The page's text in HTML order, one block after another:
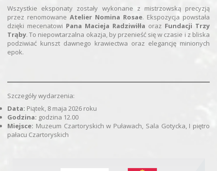
Wszystkie eksponaty zostały wykonane z mistrzowską precyzją
przez renomowane Atelier Nomina Rosae. Ekspozycja powstała
dzięki mecenatowi Pana Macieja Radziwiłła oraz Fundacji Trzy
Trąby. To niepowtarzalna okazja, by przenieść się w czasie i z bliska
podziwiać kunszt dawnego krawiectwa oraz elegancję minionych
epok.
Szczegóły wydarzenia:
Data: Piątek, 8 maja 2026 roku
Godzina: godzina 12.00
Miejsce: Muzeum Czartoryskich w Puławach, Sala Gotycka, I piętro
pałacu Czartoryskich